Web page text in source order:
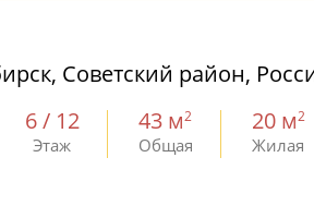
Советский район,
6 / 12
Этаж
43 м2
Общая
20 м2
Жилая